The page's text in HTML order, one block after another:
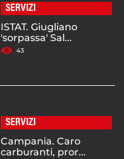
SERVIZI
ISTAT. Giugliano
'sorpassa' Sal...
43
SERVIZI
Campania. Caro
carburanti, pror...